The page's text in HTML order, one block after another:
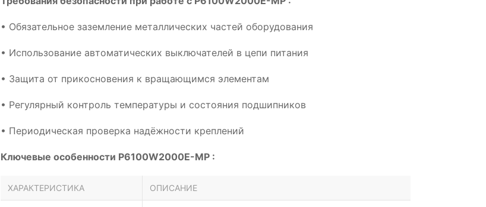
• Обязательное заземление металлических частей оборудования
• Использование автоматических выключателей в цепи питания
• Защита от прикосновения к вращающимся элементам
• Регулярный контроль температуры и состояния подшипников
• Периодическая проверка надёжности креплений
Ключевые особенности P6100W2000E-MP :
ХАРАКТЕРИСТИКА ОПИСАНИЕ